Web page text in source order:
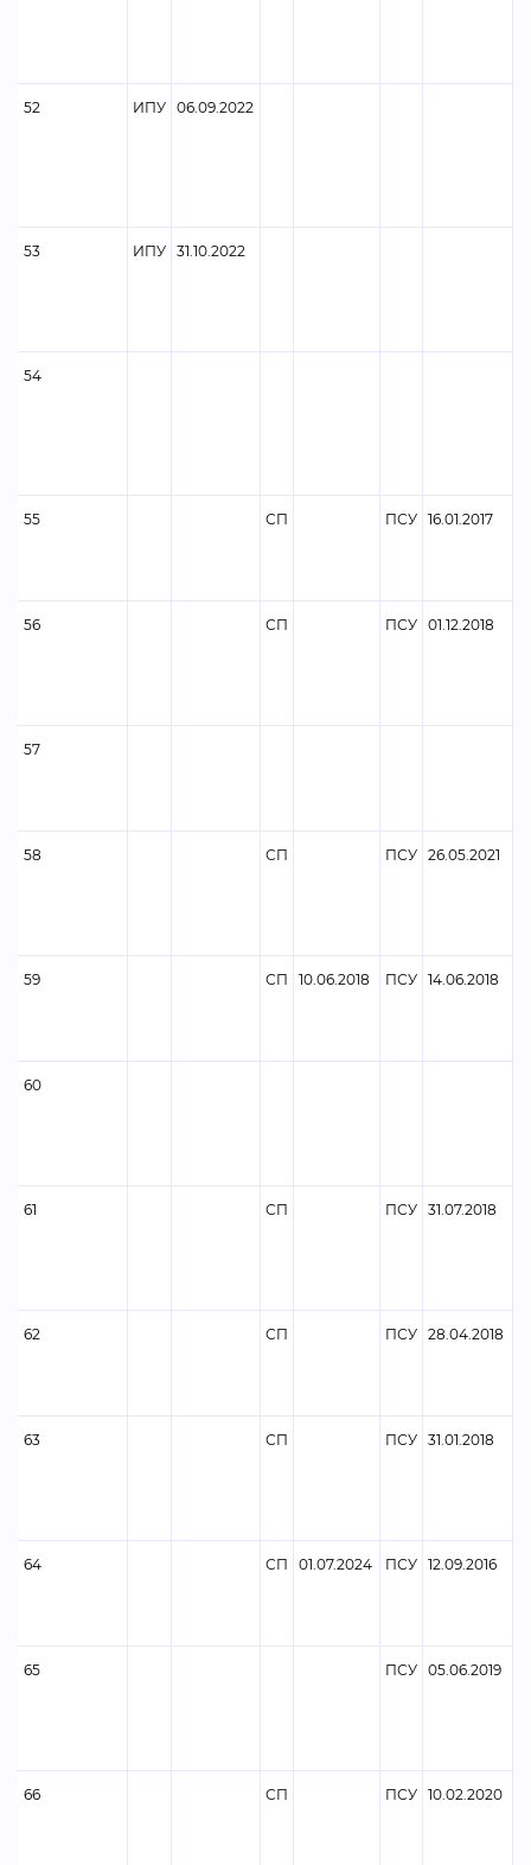
52 ИПУ 06.09.2022
53 ИПУ 31.10.2022
54
55 СП ПСУ 16.01.2017
56 СП ПСУ 01.12.2018
57
58 СП ПСУ 26.05.2021
59 СП 10.06.2018 ПСУ 14.06.2018
60
61 СП ПСУ 31.07.2018
62 СП ПСУ 28.04.2018
63 СП ПСУ 31.01.2018
64 СП 01.07.2024 ПСУ 12.09.2016
65 ПСУ 05.06.2019
66 СП ПСУ 10.02.2020